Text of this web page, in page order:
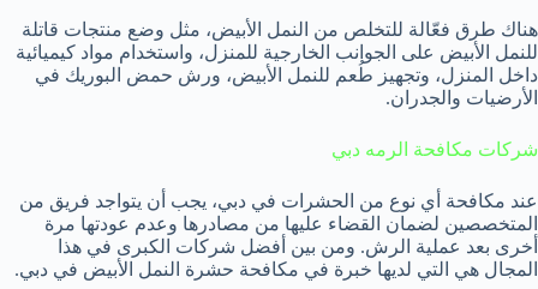
هناك طرق فعّالة للتخلص من النمل الأبيض، مثل وضع منتجات قاتلة
للنمل الأبيض على الجوانب الخارجية للمنزل، واستخدام مواد كيميائية
داخل المنزل، وتجهيز طُعم للنمل الأبيض، ورش حمض البوريك في
الأرضيات والجدران.
شركات مكافحة الرمه دبي
عند مكافحة أي نوع من الحشرات في دبي، يجب أن يتواجد فريق من
المتخصصين لضمان القضاء عليها من مصادرها وعدم عودتها مرة
أخرى بعد عملية الرش. ومن بين أفضل شركات الكبرى في هذا
المجال هي التي لديها خبرة في مكافحة حشرة النمل الأبيض في دبي.